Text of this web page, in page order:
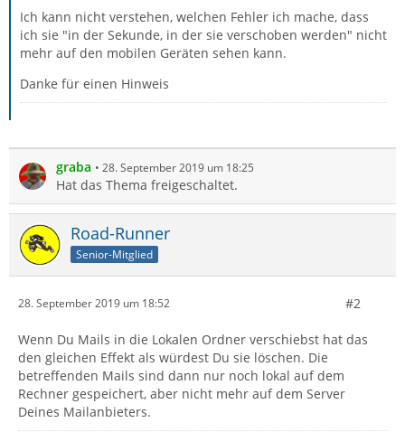
Ich kann nicht verstehen, welchen Fehler ich mache, dass
ich sie "in der Sekunde, in der sie verschoben werden" nicht
mehr auf den mobilen Geräten sehen kann.
Danke für einen Hinweis
graba 28. September 2019 um 18:25
Hat das Thema freigeschaltet.
Road-Runner
Senior-Mitglied
28. September 2019 um 18:52 #2
Wenn Du Mails in die Lokalen Ordner verschiebst hat das
den gleichen Effekt als würdest Du sie löschen. Die
betreffenden Mails sind dann nur noch lokal auf dem
Rechner gespeichert, aber nicht mehr auf dem Server
Deines Mailanbieters.